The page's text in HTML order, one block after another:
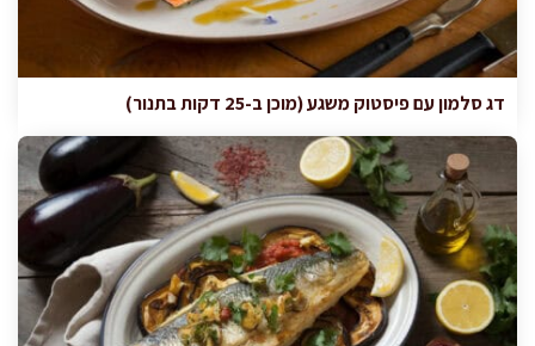
דג סלמון עם פיסטוק משגע (מוכן ב-25 דקות בתנור)